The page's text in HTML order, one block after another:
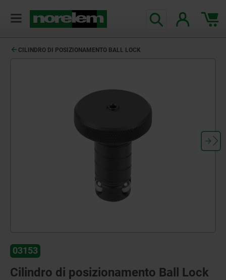
CILINDRO DI POSIZIONAMENTO BALL LOCK
03153
Cilindro di posizionamento Ball Lock